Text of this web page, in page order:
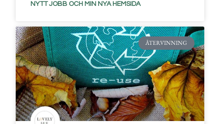
NYTT JOBB OCH MIN NYA HEMSIDA
ÅTERVINNING